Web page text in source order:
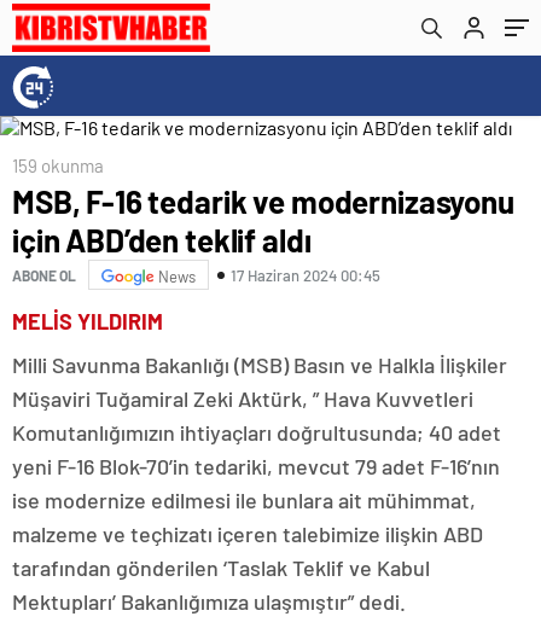
159 okunma
MSB, F-16 tedarik ve modernizasyonu
için ABD’den teklif aldı
ABONE OL News 17 Haziran 2024 00:45
MELİS YILDIRIM
Milli Savunma Bakanlığı (MSB) Basın ve Halkla İlişkiler
Müşaviri Tuğamiral Zeki Aktürk, ” Hava Kuvvetleri
Komutanlığımızın ihtiyaçları doğrultusunda; 40 adet
yeni F-16 Blok-70’in tedariki, mevcut 79 adet F-16’nın
ise modernize edilmesi ile bunlara ait mühimmat,
malzeme ve teçhizatı içeren talebimize ilişkin ABD
tarafından gönderilen ‘Taslak Teklif ve Kabul
Mektupları’ Bakanlığımıza ulaşmıştır” dedi.